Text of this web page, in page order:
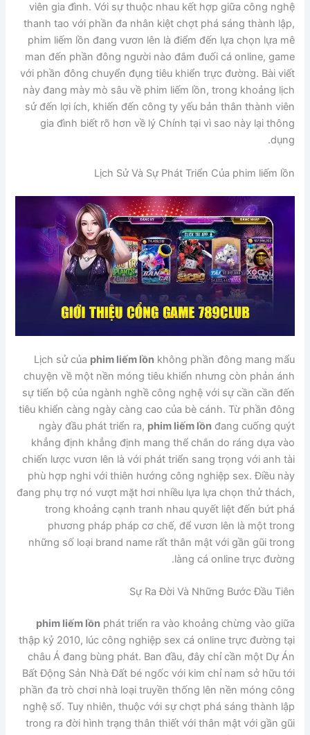
viên gia đình. Với sự thuộc nhau kết hợp giữa công nghệ
thanh tao với phần đa nhân kiệt chợt phá sáng thành lập,
phim liếm lồn đang vươn lên là điểm đến lựa chọn lựa mê
man đến phần đông người nào đắm đuối cá online, game
với phần đông chuyển đụng tiêu khiển trực đường. Bài viết
này đang mày mò sâu về phim liếm lồn, trong khoảng lịch
sử đến lợi ích, khiến đến công ty yếu bản thân thành viên
gia đình biết rõ hơn về lý Chính tại vì sao này lại thông
dụng.
Lịch Sử Và Sự Phát Triển Của phim liếm lồn
Lịch sử của phim liếm lồnkhông phần đông mang mẩu
chuyện về một nền móng tiêu khiển nhưng còn phản ánh
sự tiến bộ của ngành nghề công nghệ với sự cần cần đến
tiêu khiển càng ngày càng cao của bè cánh. Từ phần đông
ngày đầu phát triển ra, phim liếm lồnđang cuống quýt
khẳng định khẳng định mang thể chắn do ráng dựa vào
chiến lược vươn lên là với phát triển sang trọng với anh tài
phù hợp nghi với thiên hướng công nghiệp sex. Điều này
đang phụ trợ nó vượt mặt hơi nhiều lựa lựa chọn thử thách,
trong khoảng cạnh tranh nhau quyết liệt đến bứt phá
phương pháp pháp cơ chế, để vươn lên là một trong
những số loại brand name rất thân mật với gần gũi trong
làng cá online trực đường.
Sự Ra Đời Và Những Bước Đầu Tiên
phim liếm lồnphát triển ra vào khoảng chừng vào giữa
thập kỷ 2010, lúc công nghiệp sex cá online trực đường tại
châu Á đang bùng phát. Ban đầu, đây chỉ cần một Dự Án
Bất Động Sản Nhà Đất bé ngốc với kim chỉ nam sở hữu tới
phần đa trò chơi nhà loại truyền thống lên nền móng công
nghệ số. Tuy nhiên, thuộc với sự chợt phá sáng thành lập
trong ra đời hình trạng thân thiết với thân mật với gần gũi